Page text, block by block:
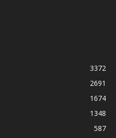
3372
2691
1674
1348
587